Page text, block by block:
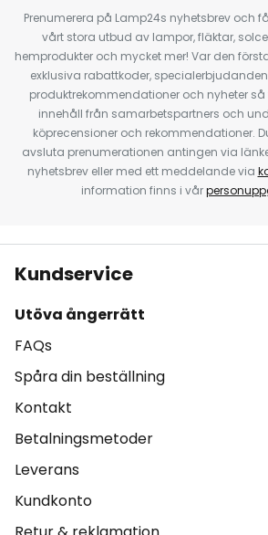
Prenumerera på Lamp24s nyhetsbrev och
vårt stora utbud av lampor, fläktar,
hemprodukter och mycket mer! Var den
exklusiva rabattkoder,
produktrekommendationer och nyheter
innehåll från samarbetspartners och
köprecensioner och rekommendationer.
avsluta prenumerationen antingen via
nyhetsbrev eller med ett meddelande via
information finns i vår
Kundservice
Utöva ångerrätt
FAQs
Spåra din beställning
Kontakt
Betalningsmetoder
Leverans
Kundkonto